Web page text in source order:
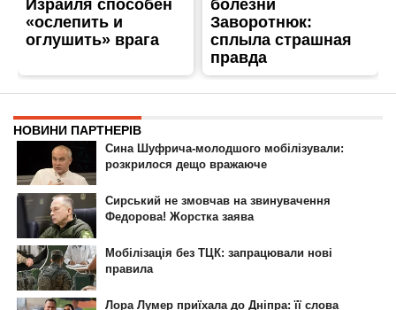
ГОЛОВНА РЕКЛАМА НА САЙТІ
© 2007-2022 Інформатор - Національне інтернет-видання.
При повному або частковому використанні матеріалів сайту посилання
на сайт інтернет-виданняnikopol.informator.uaяк джерело
інформації є обов'язковим.